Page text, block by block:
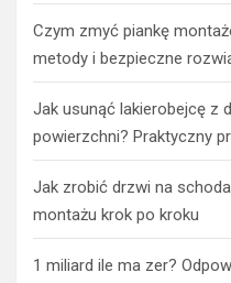
Czym zmyć piankę
metody i bezpieczne
Jak usunąć lakierobejcę z
powierzchni? Praktyczny
Jak zrobić drzwi na
montażu krok po kroku
1 miliard ile ma zer?